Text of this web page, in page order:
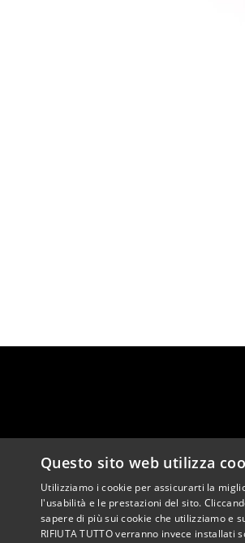
Questo sito web utilizza
Utilizziamo i cookie per assicurarti la
l'usabilità e le prestazioni del sito.
sapere di più sui cookie che utilizziamo e
RIFIUTA TUTTO verranno invece